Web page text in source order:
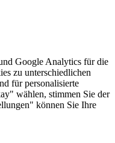
Google Analytics für die
zu unterschiedlichen
für personalisierte
wählen, stimmen Sie der
können Sie Ihre